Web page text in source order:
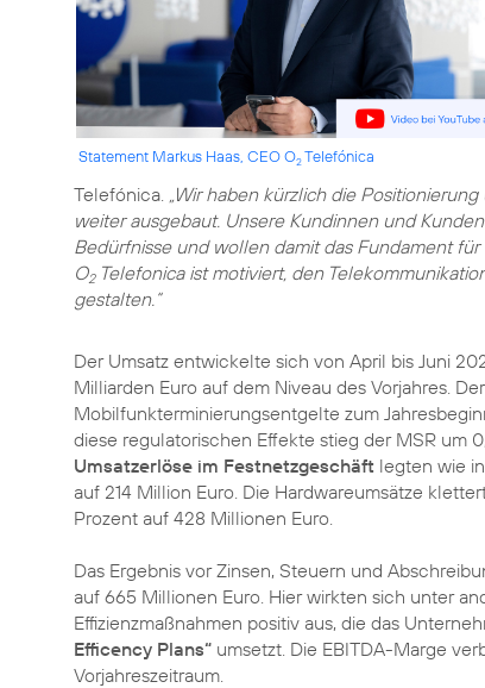
Statement Markus Haas, CEO O2Telefónica
Telefónica. „Wir haben kürzlich die
weiter ausgebaut. Unsere Kundinnen und
Bedürfnisse und wollen damit das Fundament
O2Telefonica ist motiviert, den
gestalten.“
Der Umsatz entwickelte sich von April bis Juni
Milliarden Euro auf dem Niveau des Vorjahres.
Mobilfunkterminierungsentgelte zum
diese regulatorischen Effekte stieg der MSR um
Umsatzerlöse im Festnetzgeschäft legten wie
auf 214 Million Euro. Die Hardwareumsätze
Prozent auf 428 Millionen Euro.
Das Ergebnis vor Zinsen, Steuern und
auf 665 Millionen Euro. Hier wirkten sich unter
Effizienzmaßnahmen positiv aus, die das
Efficency Plans“ umsetzt. Die EBITDA-Marge
Vorjahreszeitraum.